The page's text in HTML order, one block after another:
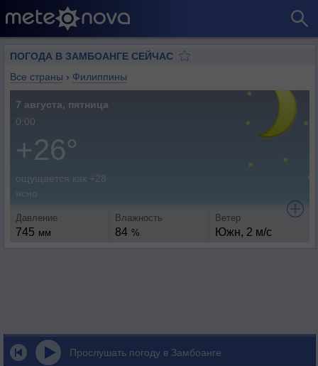
ПОГОДА В ЗАМБОАНГЕ СЕЙЧАС
Все страны › Филиппины
7 августа, пятница
0:00
+26°
ощущается как +28
ясно
Давление
745 мм
Влажность
84 %
Ветер
Южн, 2 м/с
Прослушать погоду в Замбоанге